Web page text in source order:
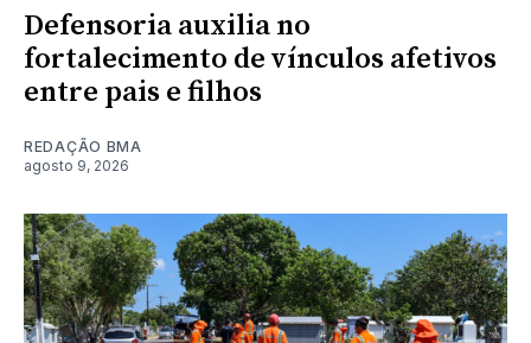
Defensoria auxilia no
fortalecimento de vínculos afetivos
entre pais e filhos
REDAÇÃO BMA
agosto 9, 2026